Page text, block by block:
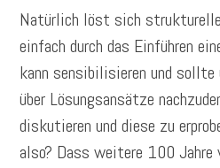
Natürlich löst sich
einfach durch das Einführen
kann sensibilisieren und sollte
über Lösungsansätze
diskutieren und diese zu
also? Dass weitere 100 Jahre